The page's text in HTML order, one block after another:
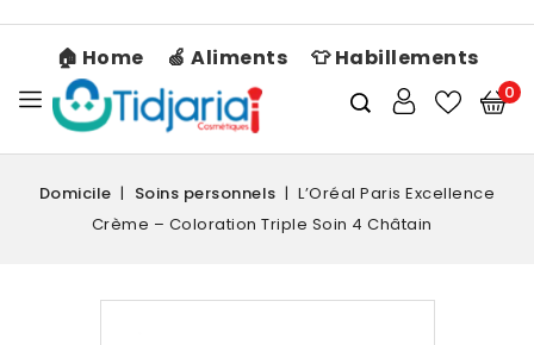
🏠 Home 🍏 Aliments 👕 Habillements
0
Domicile Soins personnels
L’Oréal Paris Excellence
Crème – Coloration Triple Soin 4 Châtain